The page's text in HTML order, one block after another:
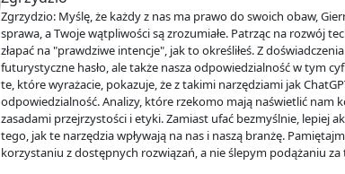
Zgrzydzio: Myślę, że każdy z nas ma prawo do swoich obaw,
sprawa, a Twoje wątpliwości są zrozumiałe. Patrząc na rozwój
złapać na "prawdziwe intencje", jak to określiłeś. Z
futurystyczne hasło, ale także nasza odpowiedzialność w tym
te, które wyrażacie, pokazuje, że z takimi narzędziami jak
odpowiedzialność. Analizy, które rzekomo mają naświetlić nam
zasadami przejrzystości i etyki. Zamiast ufać bezmyślnie, lepiej
tego, jak te narzędzia wpływają na nas i naszą branżę.
korzystaniu z dostępnych rozwiązań, a nie ślepym podążaniu za